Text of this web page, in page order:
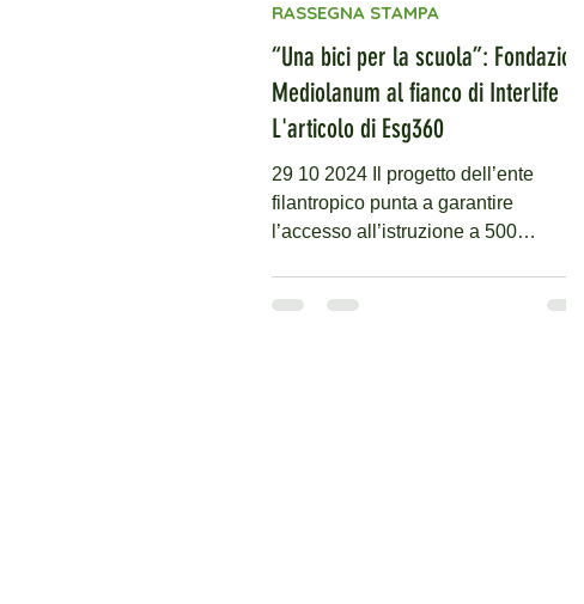
“Una bici per la scuola”: Fondazione
Mediolanum al fianco di Interlife -
L'articolo di Esg360
29 10 2024 Il progetto dell’ente
filantropico punta a garantire
l’accesso all’istruzione a 500
RASSEGNA STAMPA